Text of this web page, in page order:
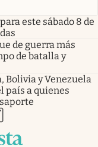
este sábado 8 de
de guerra más
de batalla y
Bolivia y Venezuela
país a quienes
pestaña
nueva pestaña
en nueva pestaña
abre en nueva pestaña